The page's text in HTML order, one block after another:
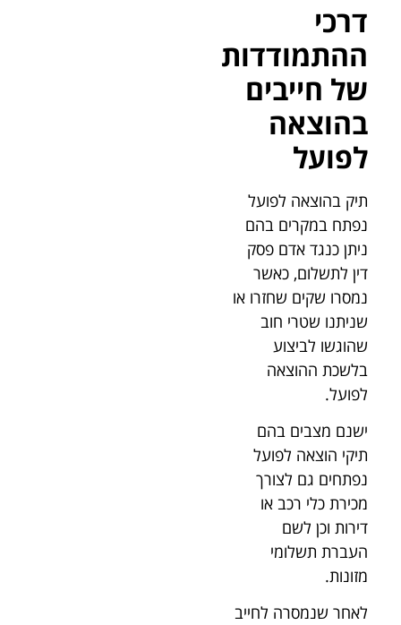
דרכי
ההתמודדות
של חייבים
בהוצאה
לפועל
תיק בהוצאה לפועל
נפתח במקרים בהם
ניתן כנגד אדם פסק
דין לתשלום, כאשר
נמסרו שקים שחזרו או
שניתנו שטרי חוב
שהוגשו לביצוע
בלשכת ההוצאה
לפועל.
ישנם מצבים בהם
תיקי הוצאה לפועל
נפתחים גם לצורך
מכירת כלי רכב או
דירות וכן לשם
העברת תשלומי
מזונות.
לאחר שנמסרה לחייב